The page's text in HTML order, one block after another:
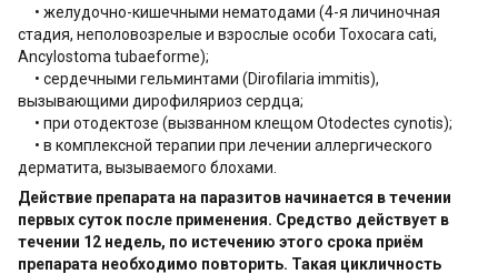
• желудочно-кишечными нематодами (4-я личиночная
стадия, неполовозрелые и взрослые особи Toxocara cati,
Ancylostoma tubaeforme);
• сердечными гельминтами (Dirofilaria immitis),
вызывающими дирофиляриоз сердца;
• при отодектозе (вызванном клещом Otodectes cynotis);
• в комплексной терапии при лечении аллергического
дерматита, вызываемого блохами.
Действие препарата на паразитов начинается в течении
первых суток после применения. Средство действует в
течении 12 недель, по истечению этого срока приём
препарата необходимо повторить. Такая цикличность